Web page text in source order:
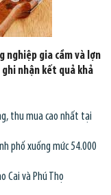
nghiệp gia cầm và lợn
ghi nhận kết quả khả
thu mua cao nhất tại
phố xuống mức 54.000
Cai và Phú Thọ